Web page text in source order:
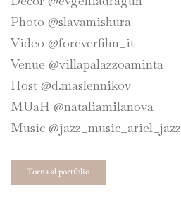
Photo @slavamishura
Video @foreverfilm_it
Venue @villapalazzoaminta
Host @d.maslennikov
MUaH @nataliamilanova
Music @jazz_music_ariel_jazz
Torna al portfolio